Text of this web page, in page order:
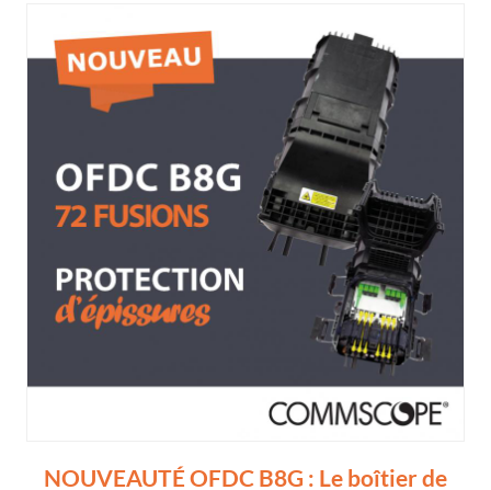
NOUVEAUTÉ OFDC B8G : Le boîtier de